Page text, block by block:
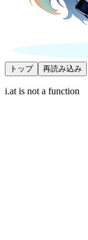
トップ 再読み込み
i.at is not a function